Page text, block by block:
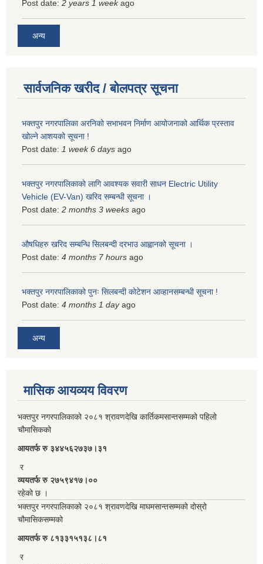
Post date: 2 years 1 weekago
अन्य
सार्वजनिक खरीद / बोलपत्र सूचना
भक्तपुर नगरपालिका अरनिको सभाभवन निर्माण आयोजनाको आर्थिक प्रस्ताव
खोल्ने आशयको सूचना !
Post date: 1 week 6 days ago
भक्तपुर नगरपालिकाकाे लागि आवश्यक सवारी साधन Electric Utility
Vehicle (EV-Van) खरिद सम्बन्धी सूचना ।
Post date: 2 months 3 weeks ago
औषधिहरु खरिद सम्बन्धि सिलबन्दी दरभाउ आह्वानको सूचना ।
Post date: 4 months 7 hours ago
भक्तपुर नगरपालिकाको पुनः सिलबन्दी कोटेशन आव्हानसम्बन्धी सूचना !
Post date: 4 months 1 dayago
अन्य
मासिक आयव्यय विवरण
भक्तपुर नगरपालिकाको २०८१ श्रावणदेखि कार्तिकमसान्तसम्मको पहिलो
चौमासिकको
आयतर्फ रु‌ ३४४५६२७३७।३१
र
व्ययतर्फ रु २७५९४१७।००
रहेको छ ।
भक्तपुर नगरपालिकाको २०८१ श्रावणदेखि माघमसान्तसम्मको दोस्रो
चौमासिकसम्मको
आयतर्फ रु‌ ८१३३१५१३८।८१
र